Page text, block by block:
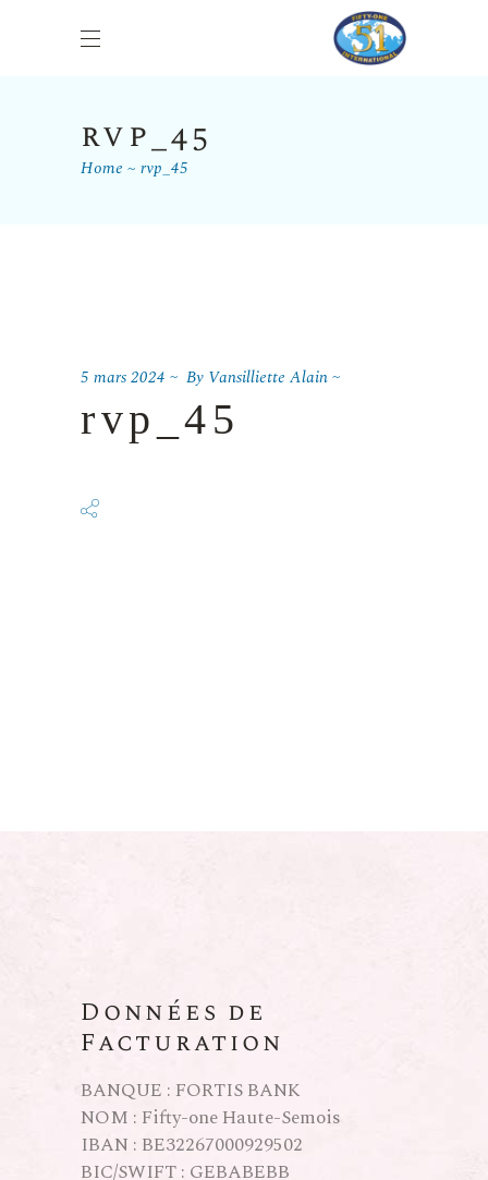
rvp_45
Home rvp_45
5 mars 2024 By Vansilliette Alain
rvp_45
Données de
Facturation
BANQUE : FORTIS BANK
NOM : Fifty-one Haute-Semois
IBAN : BE32267000929502
BIC/SWIFT : GEBABEBB